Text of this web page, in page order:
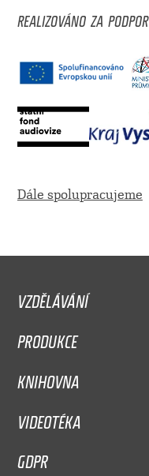
REALIZOVÁNO ZA
Dále spolupracujeme
VZDĚLÁVÁNÍ
PRODUKCE
KNIHOVNA
VIDEOTÉKA
GDPR